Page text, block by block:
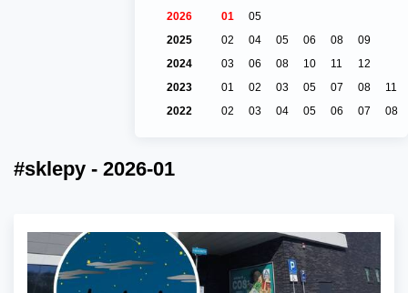
2026 01
05
2025
02 04 05 06 08
09
2024
03 06 08 10 11
12
2023
01 02 03 05 07 08
11
2022
02 03 04 05 06 07 08
#sklepy - 2026-01